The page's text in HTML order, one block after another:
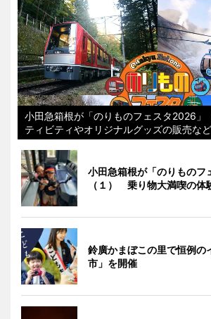
小田急箱根が「のりものフェスタ2026
ティビティやオリジナルグッズの販売など
小田急箱根が「のりものフ
（１） 乗り物大満喫の体
鈴廣かまぼこの里で恒例の
市」を開催